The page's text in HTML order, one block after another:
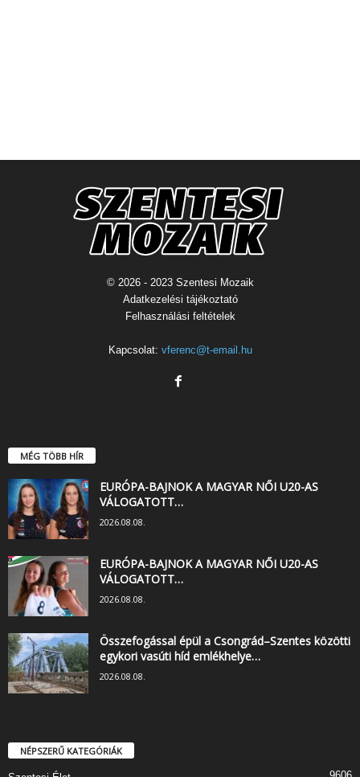
© 2026 - 2023 Szentesi Mozaik
Adatkezelési tájékoztató
Felhasználási feltételek
Kapcsolat: vferenc@t-email.hu
MÉG TÖBB HÍR
EURÓPA-BAJNOK A MAGYAR NŐI U20-AS
VÁLOGATOTT…
2026.08.08.
EURÓPA-BAJNOK A MAGYAR NŐI U20-AS
VÁLOGATOTT…
2026.08.08.
Összefogással épül a Csongrád–Szentes közötti
egykori vasúti híd emlékhelye…
2026.08.08.
NÉPSZERŰ KATEGÓRIÁK